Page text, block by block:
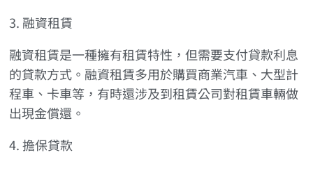
3. 融資租賃
融資租賃是一種擁有租賃特性，但需要支付貸款利息
的貸款方式。融資租賃多用於購買商業汽車、大型計
程車、卡車等，有時還涉及到租賃公司對租賃車輛做
出現金償還。
4. 擔保貸款